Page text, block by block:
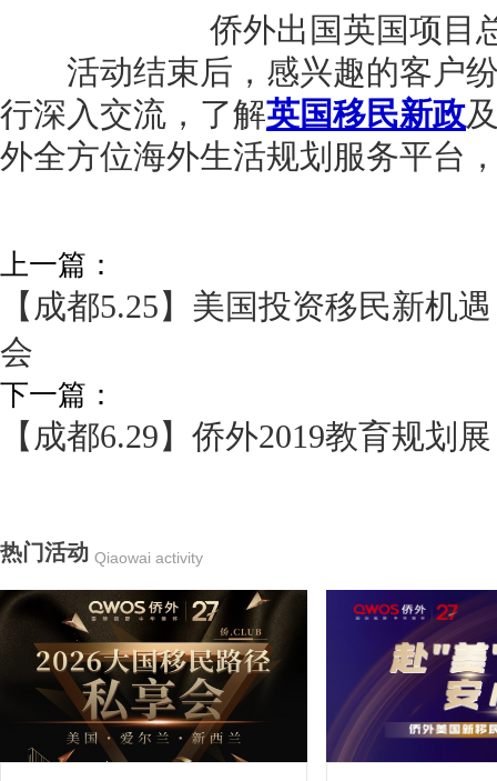
侨外出国英国项目
活动结束后，感兴趣的客户纷
行深入交流，了解英国移民新政
外全方位海外生活规划服务平台
上一篇：
【成都5.25】美国投资移民新机
会
下一篇：
【成都6.29】侨外2019教育规划展
热门活动 Qiaowai activity